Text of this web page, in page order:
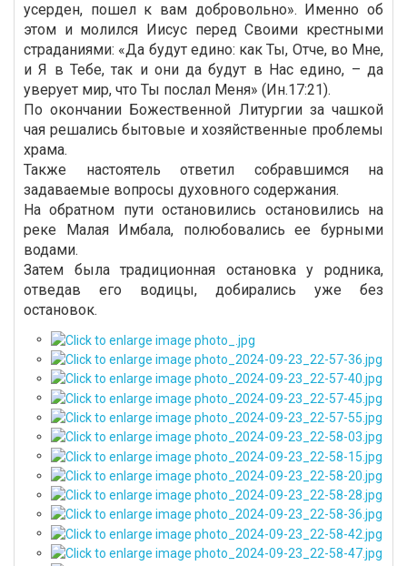
усерден, пошел к вам добровольно». Именно об
этом и молился Иисус перед Своими крестными
страданиями: «Да будут едино: как Ты, Отче, во Мне,
и Я в Тебе, так и они да будут в Нас едино, – да
уверует мир, что Ты послал Меня» (Ин.17:21).
По окончании Божественной Литургии за чашкой
чая решались бытовые и хозяйственные проблемы
храма.
Также настоятель ответил собравшимся на
задаваемые вопросы духовного содержания.
На обратном пути остановились остановились на
реке Малая Имбала, полюбовались ее бурными
водами.
Затем была традиционная остановка у родника,
отведав его водицы, добирались уже без
остановок.